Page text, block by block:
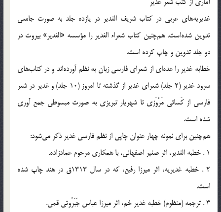
غدیریه‌های عربی در کتاب شریف الغدیر در یازده جلد به صورت جامعی
تدوین شده‌است. هم‌چنین کتاب شعراء الغدیر را مؤسسه «الغدیر» بیروت در
دو جلد تدوین و چاپ کرده است.
خطابه غدیر را عده‌ای از شعرای فارسی زبان به نظم آورده‌اند و در کتاب‌های
سرود غدیر (2 جلد) شعرای غدیر از گذشته تا امروز (10 جلد) و غدیر در شعر
فارسی از کَسائی مَرْوَزی تا شهریار تبریزی به صورت مبسوطی جمع آوری
شده است.
هم‌چنین برای نمونه چهار عنوان چاپی از نظم فارسی غدیر ذکر می‌شود:
1 . خطبه الغدیر، اثر صغیر اصفهانی، با همکاری مرحوم عمادزاده.
2 . خطبه غدیریه، اثر میرزا رفیع، که در سال 1313ق در هند چاپ شده
است.
3 . ترجمه (منظوم) خطبه غدیر خم، اثر میرزا عباس جَبَرُوتی قمی.